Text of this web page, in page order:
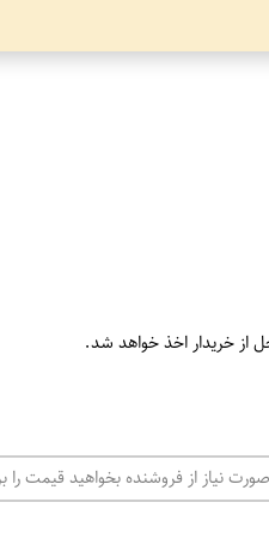
از خریدار اخذ خواهد شد.
نیاز از فروشنده بخواهید قیمت را